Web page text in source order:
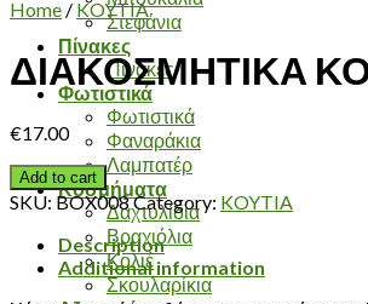
Στεφάνια
Πίνακες
Πίνακες
Φωτιστικά
Φωτιστικά
Φαναράκια
Λαμπατέρ
Κοσμήματα
Δαχτυλίδια
Βραχιόλια
Κολιέ
Σκουλαρίκια
Home / KOYTIA
ΔΙΑΚΟΣΜΗΤΙΚΑ
€17.00
Add to cart
SKU: BOX008Category: KOYTIA
Description
Additional information